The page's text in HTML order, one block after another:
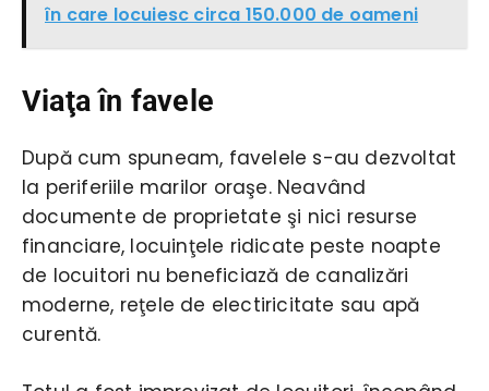
în care locuiesc circa 150.000 de oameni
Viaţa în favele
După cum spuneam, favelele s-au dezvoltat
la periferiile marilor oraşe. Neavând
documente de proprietate şi nici resurse
financiare, locuinţele ridicate peste noapte
de locuitori nu beneficiază de canalizări
moderne, reţele de electiricitate sau apă
curentă.